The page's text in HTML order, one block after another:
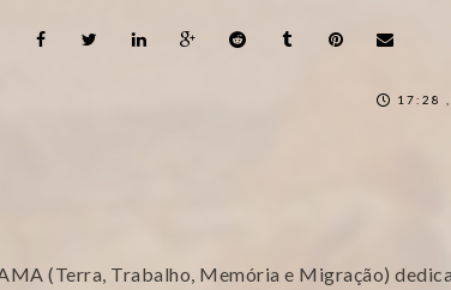
17:28
(Terra, Trabalho, Memória e Migração)